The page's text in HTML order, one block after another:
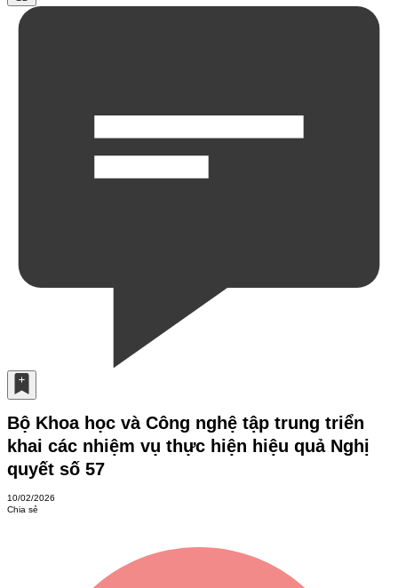
Bộ Khoa học và Công nghệ tập trung triển
khai các nhiệm vụ thực hiện hiệu quả Nghị
quyết số 57
10/02/2026
Chia sẻ